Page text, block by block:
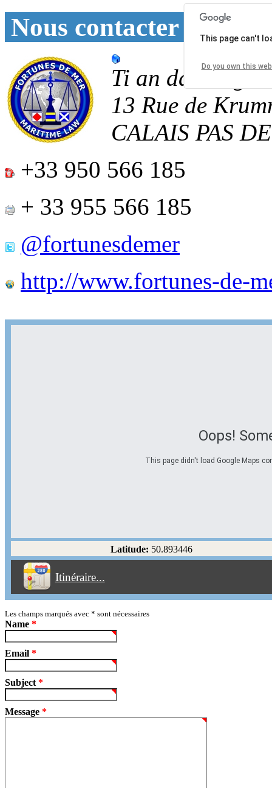
Nous contacter
Ti an
13 Rue de
CALAIS PAS
+33 950 566 185
+ 33 955 566 185
@fortunesdemer
http://www.fortunes-de-
Oops!
This page didn't load Google Maps
This page can't
Do you own this
Latitude: 50.893446
Itinéraire...
Éviter les autoroutes
Éviter les péages
Partir! Reset
Les champs marqués avec * sont nécessaires
Name *
Email *
Subject *
Message *